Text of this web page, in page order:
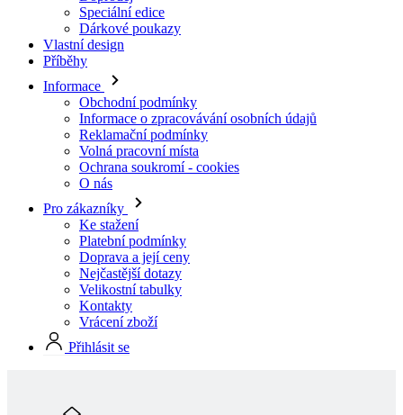
Informace
Obchodní podmínky
Informace o zpracovávání osobních údajů
Reklamační podmínky
Volná pracovní místa
Ochrana soukromí - cookies
O nás
Pro zákazníky
Ke stažení
Platební podmínky
Doprava a její ceny
Nejčastější dotazy
Velikostní tabulky
Kontakty
Vrácení zboží
Přihlásit se